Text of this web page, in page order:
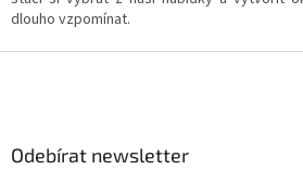
dlouho vzpomínat.
Odebírat newsletter